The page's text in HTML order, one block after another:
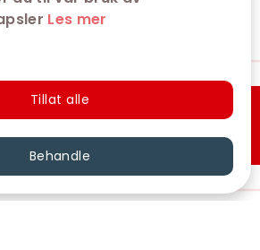
Les mer
Tillat alle
Behandle Hurtigkjøp